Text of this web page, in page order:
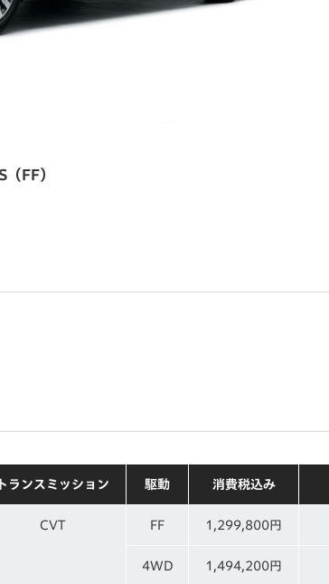
（FF）
トランスミッション 駆動 消費税込み
CVT FF 1,299,800円
4WD 1,494,200円